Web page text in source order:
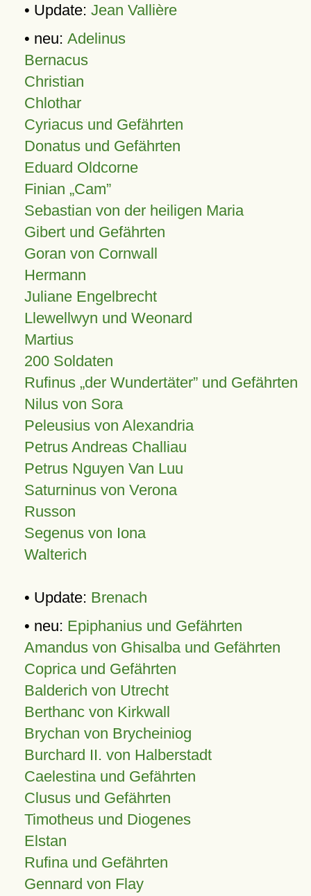
• Update: Jean Vallière
• neu: Adelinus
Bernacus
Christian
Chlothar
Cyriacus und Gefährten
Donatus und Gefährten
Eduard Oldcorne
Finian Cam
Sebastian von der heiligen Maria
Gibert und Gefährten
Goran von Cornwall
Hermann
Juliane Engelbrecht
Llewellwyn und Weonard
Martius
200 Soldaten
Rufinus „der Wundertäter” und Gefährten
Nilus von Sora
Peleusius von Alexandria
Petrus Andreas Challiau
Petrus Nguyen Van Luu
Saturninus von Verona
Russon
Segenus von Iona
Walterich
• Update: Brenach
• neu: Epiphanius und Gefährten
Amandus von Ghisalba und Gefährten
Coprica und Gefährten
Balderich von Utrecht
Berthanc von Kirkwall
Brychan von Brycheiniog
Burchard II. von Halberstadt
Caelestina und Gefährten
Clusus und Gefährten
Timotheus und Diogenes
Elstan
Rufina und Gefährten
Gennard von Flay